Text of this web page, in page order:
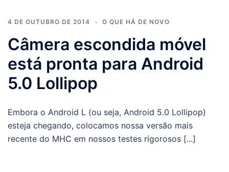
4 DE OUTUBRO DE 2014 O QUE HÁ DE NOVO
Câmera escondida móvel
está pronta para Android
5.0 Lollipop
Embora o Android L (ou seja, Android 5.0 Lollipop)
esteja chegando, colocamos nossa versão mais
recente do MHC em nossos testes rigorosos [...]